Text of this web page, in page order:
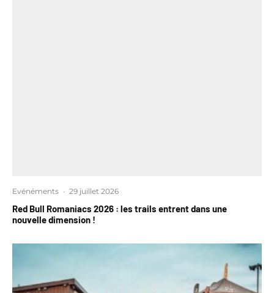
Evénéments · 29 juillet 2026
Red Bull Romaniacs 2026 : les trails entrent dans une
nouvelle dimension !